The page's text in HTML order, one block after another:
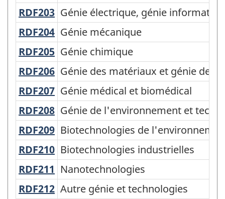
de
la
Recherche
et
Développement
(CCRD)
2020
version
1.0
-
Domaine
de
RDF203 Génie électrique, génie
Génie électrique, génie
RDF204 Génie mécanique
Génie mécanique
RDF205 Génie chimique
Génie chimique
RDF206 Génie des matériaux et génie
Génie des matériaux et génie des
RDF207 Génie médical et biomédical
Génie médical et biomédical
RDF208 Génie de l'environnement et
Génie de l'environnement et
RDF209 Biotechnologies de
Biotechnologies de
RDF210 Biotechnologies industrielles
Biotechnologies industrielles
RDF211 Nanotechnologies
Nanotechnologies
RDF212 Autre génie et technologies
Autre génie et technologies